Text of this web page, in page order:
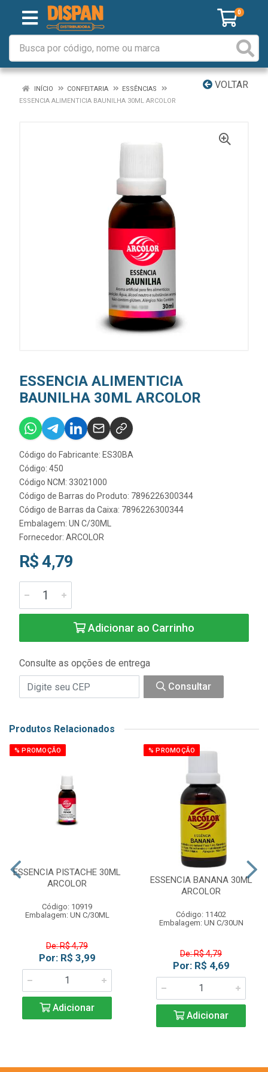
0
VOLTAR
INÍCIO CONFEITARIA
ESSÊNCIAS
ESSENCIA ALIMENTICIA BAUNILHA 30ML ARCOLOR
ESSENCIA ALIMENTICIA
BAUNILHA 30ML ARCOLOR
Código do Fabricante: ES30BA
Código: 450
Código NCM: 33021000
Código de Barras do Produto: 7896226300344
Código de Barras da Caixa: 7896226300344
Embalagem: UN C/30ML
Fornecedor: ARCOLOR
R$ 4,79
Adicionar ao Carrinho
Consulte as opções de entrega
Consultar
Produtos Relacionados
% PROMOÇÃO
ESSENCIA PISTACHE 30ML
ARCOLOR
Código: 10919
Embalagem: UN C/30ML
De: R$ 4,79
Por: R$ 3,99
Adicionar
% PROMOÇÃO
ESSENCIA BANANA 30ML
ARCOLOR
Código: 11402
Embalagem: UN C/30UN
De: R$ 4,79
Por: R$ 4,69
Adicionar